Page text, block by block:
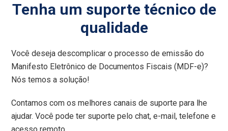
Tenha um suporte técnico de
qualidade
Você deseja descomplicar o processo de emissão do
Manifesto Eletrônico de Documentos Fiscais (MDF-e)?
Nós temos a solução!
Contamos com os melhores canais de suporte para lhe
ajudar. Você pode ter suporte pelo chat, e-mail, telefone e